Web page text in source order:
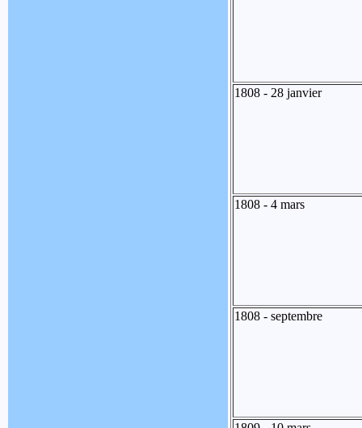
1808 - 28 janvier
1808 - 4 mars
1808 - septembre